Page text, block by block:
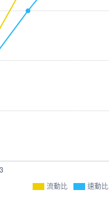
流動比 速動比